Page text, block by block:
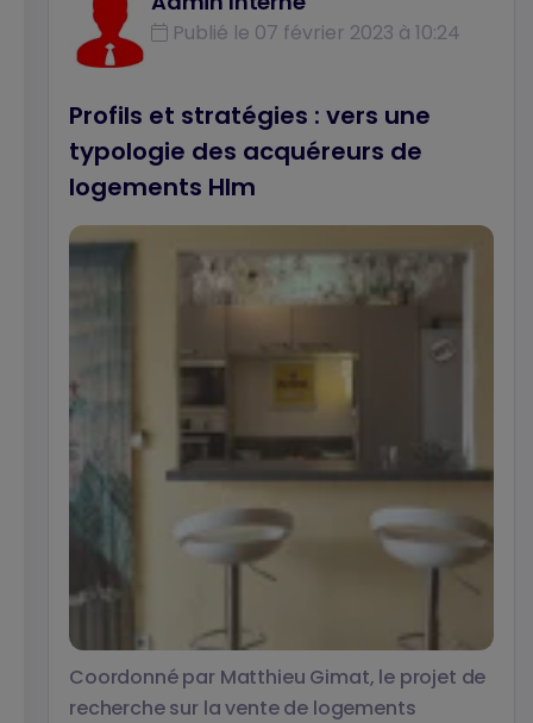
Hlm dans les régions lyonnaise et
grenobloise : quelles valorisations, nous livre
Publié le 07 février 2023 à 10:24
Profils et stratégies : vers une
typologie des acquéreurs de
logements Hlm
Coordonné par Matthieu Gimat, le projet de
recherche sur la vente de logements